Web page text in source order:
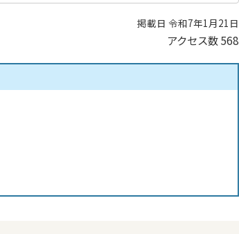
掲載日 令和7年1月21日
アクセス数568